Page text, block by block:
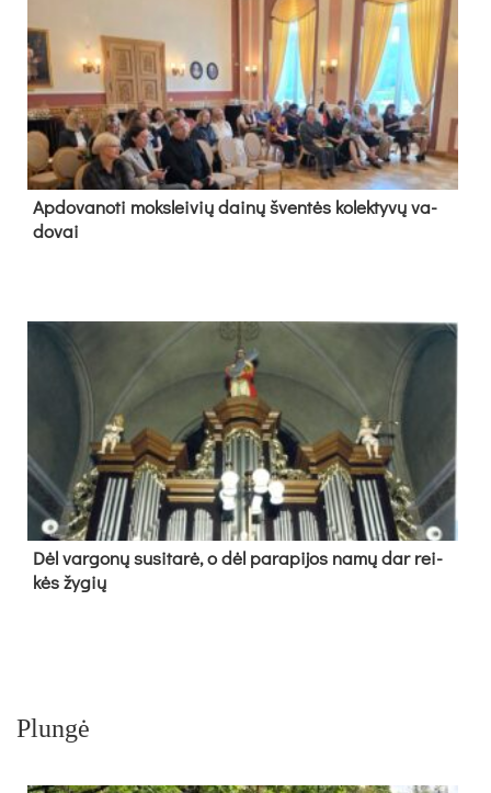
Ap­do­va­no­ti moks­lei­vių dai­nų šven­tės ko­lek­ty­vų va­
do­vai
Dėl var­go­nų su­si­ta­rė, o dėl pa­ra­pi­jos na­mų dar rei­
kės žy­gių
Plungė